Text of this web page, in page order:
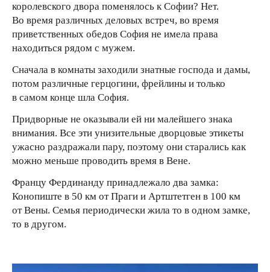
королевского двора поменялось к Софии? Нет.
Во время различных деловых встреч, во время
приветственных обедов София не имела права
находиться рядом с мужем.
Сначала в комнаты заходили знатные господа и дамы,
потом различные герцогини, фрейлины и только
в самом конце шла София.
Придворные не оказывали ей ни малейшего знака
внимания. Все эти унизительные дворцовые этикеты
ужасно раздражали пару, поэтому они старались как
можно меньше проводить время в Вене.
Францу Фердинанду принадлежало два замка:
Конопиште в 50 км от Праги и Артштетген в 100 км
от Вены. Семья периодически жила то в одном замке,
то в другом.